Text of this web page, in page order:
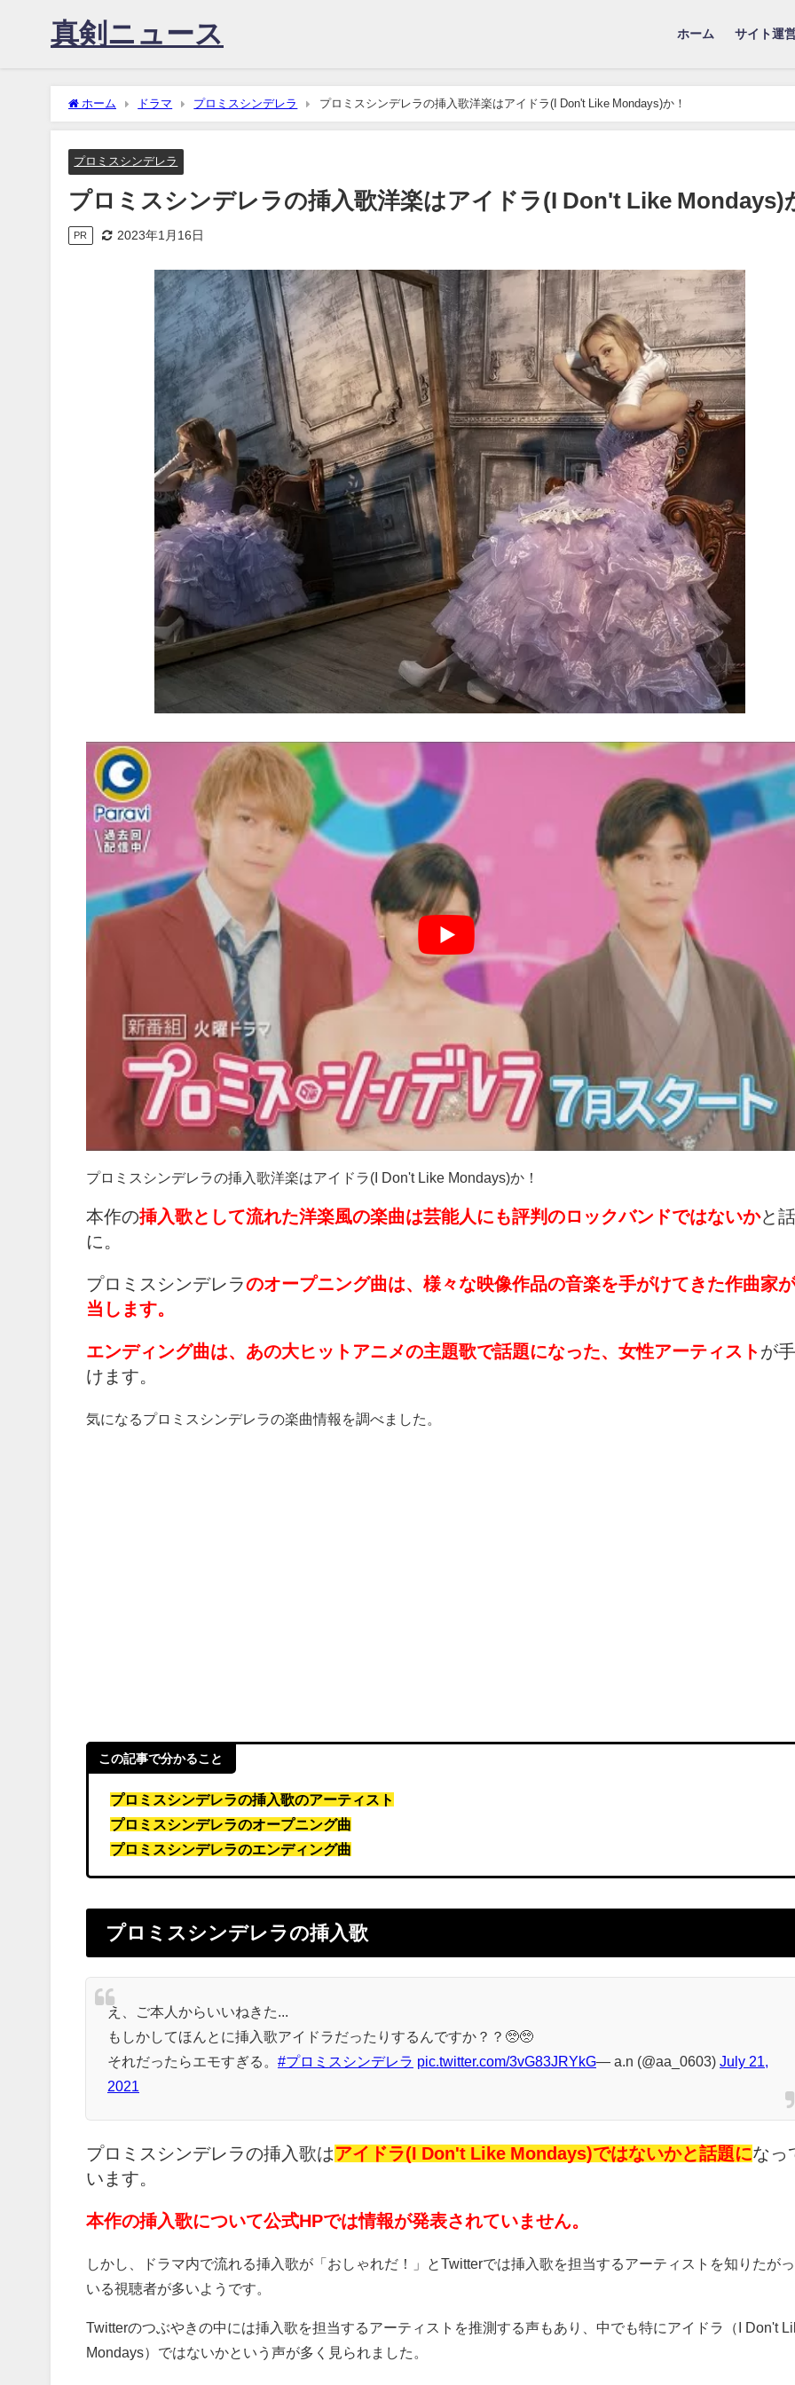
真剣ニュース ホーム サイト運
ホーム ドラマ プロミスシンデレラ プロミスシンデレラの挿入歌洋楽はアイドラ(I Don't Like Mondays)か！
プロミスシンデレラ
プロミスシンデレラの挿入歌洋楽はアイドラ(I Don't Like Mondays)
PR 2023年1月16日
プロミスシンデレラの挿入歌洋楽はアイドラ(I Don't Like Mondays)か！
本作の挿入歌として流れた洋楽風の楽曲は芸能人にも評判のロックバンドではないかと
に。
プロミスシンデレラのオープニング曲は、様々な映像作品の音楽を手がけてきた作曲家
当します。
エンディング曲は、あの大ヒットアニメの主題歌で話題になった、女性アーティスト が
けます。
気になるプロミスシンデレラの楽曲情報を調べました。
この記事で分かること
プロミスシンデレラの挿入歌のアーティスト
プロミスシンデレラのオープニング曲
プロミスシンデレラのエンディング曲
プロミスシンデレラの挿入歌
え、ご本人からいいねきた...
もしかしてほんとに挿入歌アイドラだったりするんですか？？🥺🥺
それだったらエモすぎる。 #プロミスシンデレラ pic.twitter.com/3vG83JRYkG— a.n (@aa_0603) July 21,
2021
プロミスシンデレラの挿入歌は アイドラ(I Don't Like Mondays)ではないかと話題になっ
います。
本作の挿入歌について公式HPでは情報が発表されていません。
しかし、ドラマ内で流れる挿入歌が「おしゃれだ！」とTwitterでは挿入歌を担当するアーティストを知りたが
いる視聴者が多いようです。
Twitterのつぶやきの中には挿入歌を担当するアーティストを推測する声もあり、中でも特にアイドラ（I Don't
Mondays）ではないかという声が多く見られました。